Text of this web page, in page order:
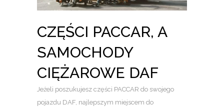
CZĘŚCI PACCAR, A
SAMOCHODY
CIĘŻAROWE DAF
Jeżeli poszukujesz części PACCAR do swojego
pojazdu DAF, najlepszym miejscem do